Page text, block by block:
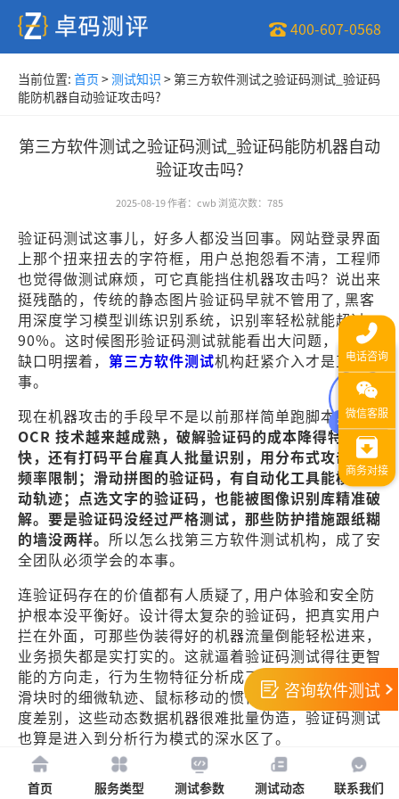
400-607-0568
当前位置: 首页 >测试知识 >第三方软件测试之验证码测试_验证码
能防机器自动验证攻击吗?
第三方软件测试之验证码测试_验证码能防机器自动
验证攻击吗?
2025-08-19作者： cwb 浏览次数： 785
验证码测试这事儿，好多人都没当回事。网站登录界面
上那个扭来扭去的字符框，用户总抱怨看不清，工程师
也觉得做测试麻烦，可它真能挡住机器攻击吗？说出来
挺残酷的，传统的静态图片验证码早就不管用了, 黑客
用深度学习模型训练识别系统，识别率轻松就能超过
90%。这时候图形验证码测试就能看出大问题，安全
缺口明摆着， 第三方软件测试机构赶紧介入才是正经
事。
现在机器攻击的手段早不是以前那样简单跑脚本了。
OCR 技术越来越成熟，破解验证码的成本降得特别
快，还有打码平台雇真人批量识别，用分布式攻击绕开
频率限制；滑动拼图的验证码，有自动化工具能模拟拖
动轨迹；点选文字的验证码，也能被图像识别库精准破
解。要是验证码没经过严格测试，那些防护措施跟纸糊
的墙没两样。 所以怎么找第三方软件测试机构，成了安
全团队必须学会的本事。
连验证码存在的价值都有人质疑了, 用户体验和安全防
护根本没平衡好。设计得太复杂的验证码，把真实用户
拦在外面，可那些伪装得好的机器流量倒能轻松进来，
业务损失都是实打实的。这就逼着验证码测试得往更智
能的方向走，行为生物特征分析成了关键。比如用户拖
滑块时的细微轨迹、鼠标移动的惯性、触摸屏操作的力
度差别，这些动态数据机器很难批量伪造，验证码测试
也算是进入到分析行为模式的深水区了。
咨询软件测试
首页 服务类型 测试参数 测试动态 联系我们